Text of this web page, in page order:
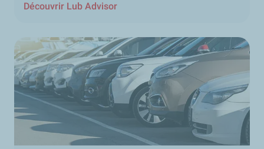
Découvrir Lub Advisor